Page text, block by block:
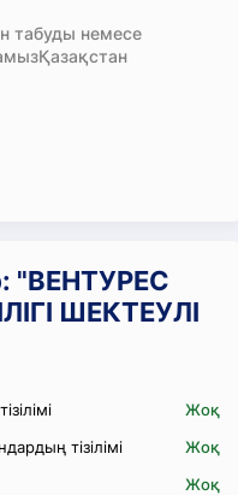
табуды немесе
"ВЕНТУРЕС
ШЕКТЕУЛІ
Жоқ
тізілімі
Жоқ
Жоқ